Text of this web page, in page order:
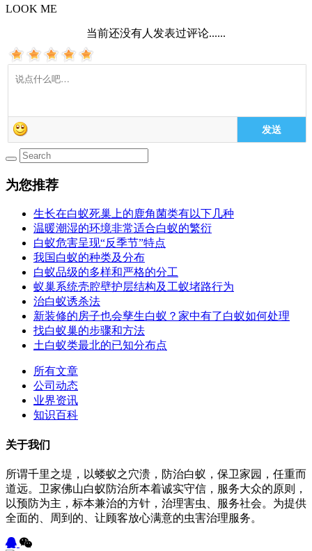
LOOK ME
当前还没有人发表过评论......
发送
为您推荐
生长在白蚁死巢上的鹿角菌类有以下几种
温暖潮湿的环境非常适合白蚁的繁衍
白蚁危害呈现“反季节”特点
我国白蚁的种类及分布
白蚁品级的多样和严格的分工
蚁巢系统壳腔壁护层结构及工蚁堵路行为
治白蚁诱杀法
新装修的房子也会孳生白蚁？家中有了白蚁如何处理
找白蚁巢的步骤和方法
土白蚁类最北的已知分布点
所有文章
公司动态
业界资讯
知识百科
关于我们
所谓千里之堤，以蝼蚁之穴溃，防治白蚁，保卫家园，任重而
道远。卫家佛山白蚁防治所本着诚实守信，服务大众的原则，
以预防为主，标本兼治的方针，治理害虫、服务社会。为提供
全面的、周到的、让顾客放心满意的虫害治理服务。